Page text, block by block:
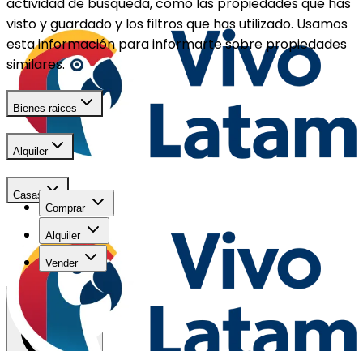
Comprar
Alquiler
Vender
visto y guardado y los filtros que has utilizado. Usamos
esta información para informarte sobre propiedades
similares.
Bienes raices
Alquiler
Casas